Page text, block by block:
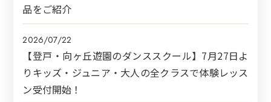
品をご紹介
2026/07/22
【登戸・向ヶ丘遊園のダンススクール】7月27日よ
りキッズ・ジュニア・大人の全クラスで体験レッス
ン受付開始！